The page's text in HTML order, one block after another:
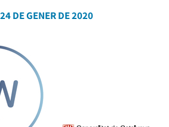
24 DE GENER DE 2020